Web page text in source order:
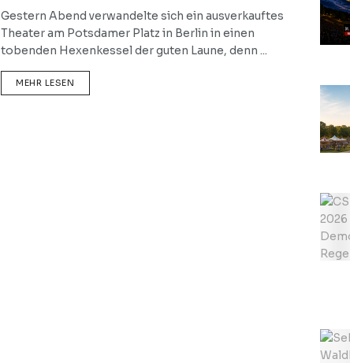
Gestern Abend verwandelte sich ein ausverkauftes
Theater am Potsdamer Platz in Berlin in einen
tobenden Hexenkessel der guten Laune, denn ...
MEHR LESEN